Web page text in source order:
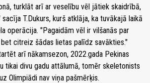
turklāt arī ar veselību vēl jātiek skaidrībā,
sacīja T.Dukurs, kurš atklāja, ka tuvākajā laikā
operācija. "Pagaidām vēl ir vilšanās par
citreiz šādas lietas palīdz savākties."
arī nākamsezon, 2022.gada Pekinas
tikai divu gadu attālumā, tomēr skeletonists
Olimpiādi nav viņa pašmērķis.